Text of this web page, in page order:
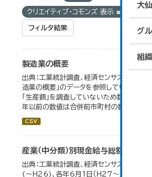
大
グ
組
クリエイティブ・コモンズ 表示
フィルタ結果
製造業の概要
出典：工業統計調査、経済センサス。 大仙
造業の概要」のデータを参照しています。
「生産額」を調査していないため数値はあ
年以前の数値は合併前市町村の数値を合算
CSV
産業（中分類）別現金給与総額の推移
出典：工業統計調査、経済センサス。 各年
(～H26)、各年6月1日（H27～）・平成23